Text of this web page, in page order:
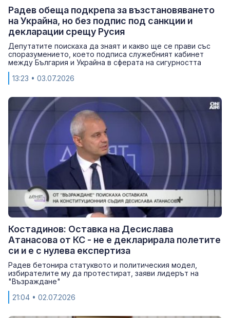
Радев обеща подкрепа за възстановяването
на Украйна, но без подпис под санкции и
декларации срещу Русия
Депутатите поискаха да знаят и какво ще се прави със
споразумението, което подписа служебният кабинет
между България и Украйна в сферата на сигурността
13:23 • 03.07.2026
Костадинов: Оставка на Десислава
Атанасова от КС - не е декларирала полетите
си и е с нулева експертиза
Радев бетонира статуквото и политическия модел,
избирателите му да протестират, заяви лидерът на
"Възраждане"
21:04 • 02.07.2026